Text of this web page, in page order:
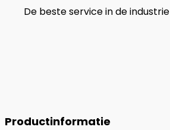
De beste service in de industrie
Productinformatie